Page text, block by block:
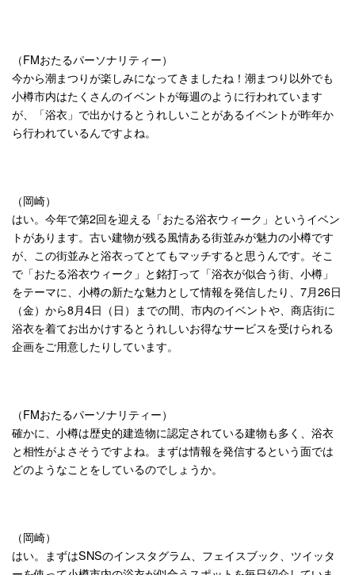
（FMおたるパーソナリティー）
今から潮まつりが楽しみになってきましたね！潮まつり以外でも
小樽市内はたくさんのイベントが毎週のように行われています
が、「浴衣」で出かけるとうれしいことがあるイベントが昨年か
ら行われているんですよね。
（岡崎）
はい。今年で第2回を迎える「おたる浴衣ウィーク」というイベン
トがあります。古い建物が残る風情ある街並みが魅力の小樽です
が、この街並みと浴衣ってとてもマッチすると思うんです。そこ
で「おたる浴衣ウィーク」と銘打って「浴衣が似合う街、小樽」
をテーマに、小樽の新たな魅力として情報を発信したり、7月26日
（金）から8月4日（日）までの間、市内のイベントや、商店街に
浴衣を着てお出かけするとうれしいお得なサービスを受けられる
企画をご用意したりしています。
（FMおたるパーソナリティー）
確かに、小樽は歴史的建造物に認定されている建物も多く、浴衣
と相性がよさそうですよね。まずは情報を発信するという面では
どのようなことをしているのでしょうか。
（岡崎）
はい。まずはSNSのインスタグラム、フェイスブック、ツイッタ